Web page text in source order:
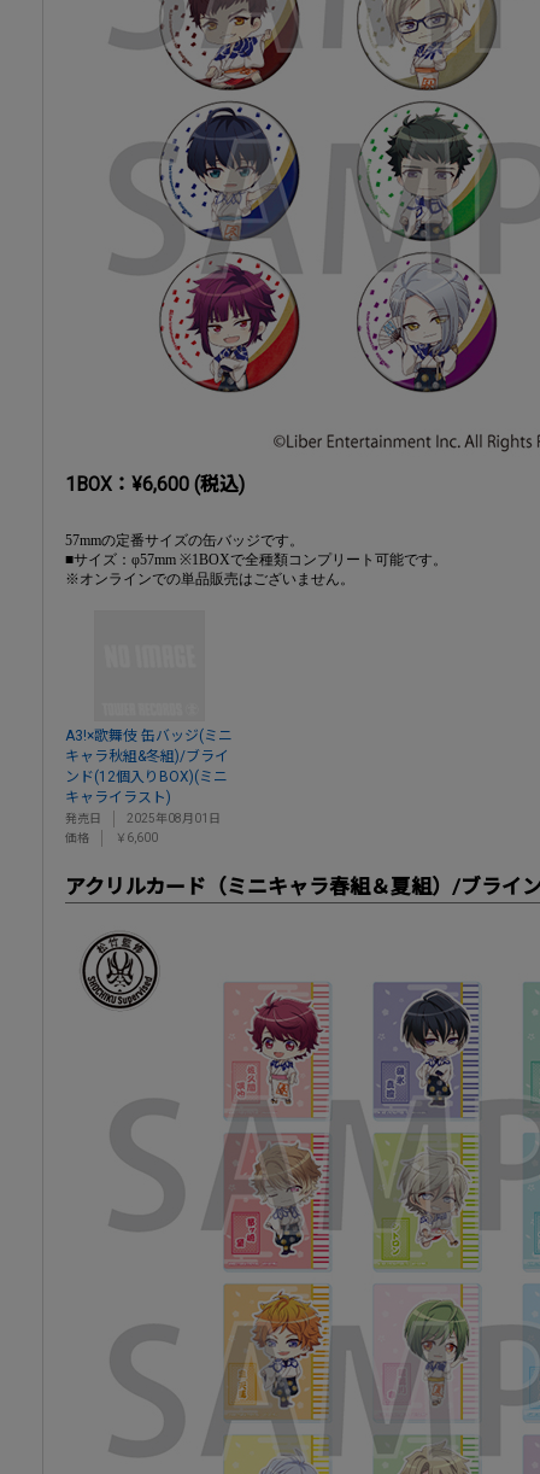
1BOX：¥6,600 (税込)
57mmの定番サイズの缶バッジです。
■サイズ：φ57mm ※1BOXで全種類コンプリート可能です。
※オンラインでの単品販売はございません。
A3!×歌舞伎 缶バッジ(ミニ
キャラ秋組&冬組)/ブライ
ンド(12個入りBOX)(ミニ
キャライラスト)
発売日
2025年08月01日
価格
￥6,600
アクリルカード（ミニキャラ春組＆夏組）/ブライ